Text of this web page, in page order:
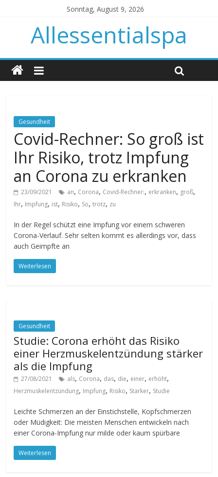
Sonntag, August 9, 2026
Allessentialspa
Gesundheit
Covid-Rechner: So groß ist
Ihr Risiko, trotz Impfung
an Corona zu erkranken
23/09/2021 an, Corona, Covid-Rechner:, erkranken, groß,
Ihr, Impfung, ist, Risiko, So,trotz, zu
In der Regel schützt eine Impfung vor einem schweren
Corona-Verlauf. Sehr selten kommt es allerdings vor, dass
auch Geimpfte an
Weiterlesen
Gesundheit
Studie: Corona erhöht das Risiko
einer Herzmuskelentzündung stärker
als die Impfung
27/08/2021 als, Corona, das, die, einer, erhöht,
Herzmuskelentzündung, Impfung, Risiko, Starker, Studie
Leichte Schmerzen an der Einstichstelle, Kopfschmerzen
oder Müdigkeit: Die meisten Menschen entwickeln nach
einer Corona-Impfung nur milde oder kaum spürbare
Weiterlesen